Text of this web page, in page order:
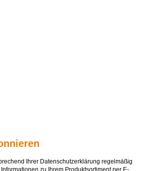
Ihrer Datenschutzerklärung regelmäßig
zu Ihrem Produktsortiment per E-